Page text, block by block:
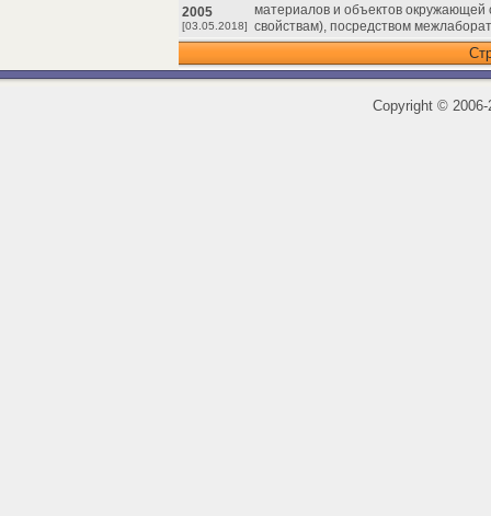
2005
[03.05.2018]
материалов и объектов окружающей
свойствам), посредством
Copyright ©